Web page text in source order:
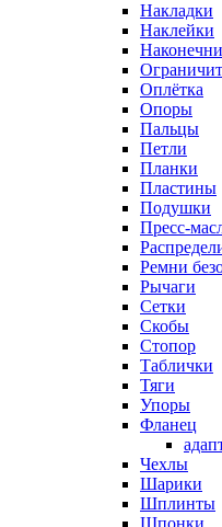
Накладки
Наклейки
Оплётка
Опоры
Пальцы
Петли
Планки
Пластины
Подушки
Пресс-
Ремни
Рычаги
Сетки
Скобы
Стопор
Таблички
Тяги
Упоры
Фланец
Чехлы
Шарики
Шплинты
Шпонки